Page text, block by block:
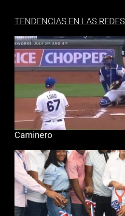
TENDENCIAS EN LAS REDES
Caminero